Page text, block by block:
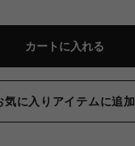
カートに入れる
気に入りアイテムに追加